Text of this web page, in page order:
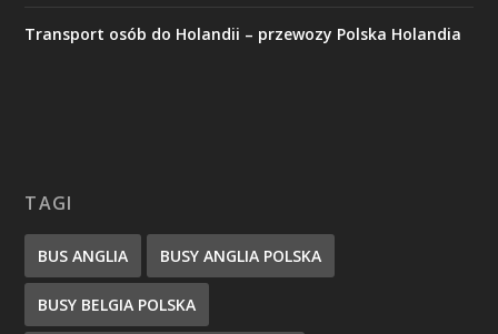
Transport osób do Holandii – przewozy Polska Holandia
TAGI
BUS ANGLIA BUSY ANGLIA POLSKA
BUSY BELGIA POLSKA